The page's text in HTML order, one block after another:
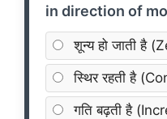
in direction of
शून्य हो जाती है
स्थिर रहती है
गति बढ़ती है